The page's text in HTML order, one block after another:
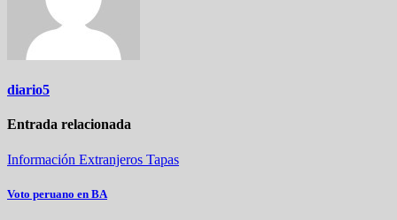
diario5
Entrada relacionada
Información Extranjeros Tapas
Voto peruano en BA